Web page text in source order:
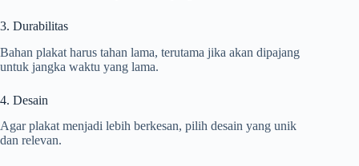
3. Durabilitas
Bahan plakat harus tahan lama, terutama jika akan dipajang
untuk jangka waktu yang lama.
4. Desain
Agar plakat menjadi lebih berkesan, pilih desain yang unik
dan relevan.